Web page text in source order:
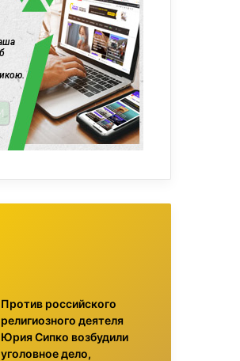
Против российского
религиозного деятеля
Юрия Сипко возбудили
уголовное дело,